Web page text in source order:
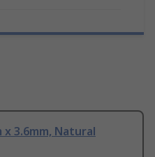
x 3.6mm, Natural